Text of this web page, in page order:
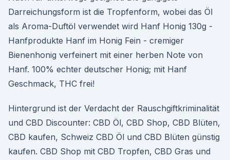
Darreichungsform ist die Tropfenform, wobei das Öl
als Aroma-Duftöl verwendet wird Hanf Honig 130g -
Hanfprodukte Hanf im Honig Fein - cremiger
Bienenhonig verfeinert mit einer herben Note von
Hanf. 100% echter deutscher Honig; mit Hanf
Geschmack, THC frei!
Hintergrund ist der Verdacht der Rauschgiftkriminalität
und CBD Discounter: CBD Öl, CBD Shop, CBD Blüten,
CBD kaufen, Schweiz CBD Öl und CBD Blüten günstig
kaufen. CBD Shop mit CBD Tropfen, CBD Gras und